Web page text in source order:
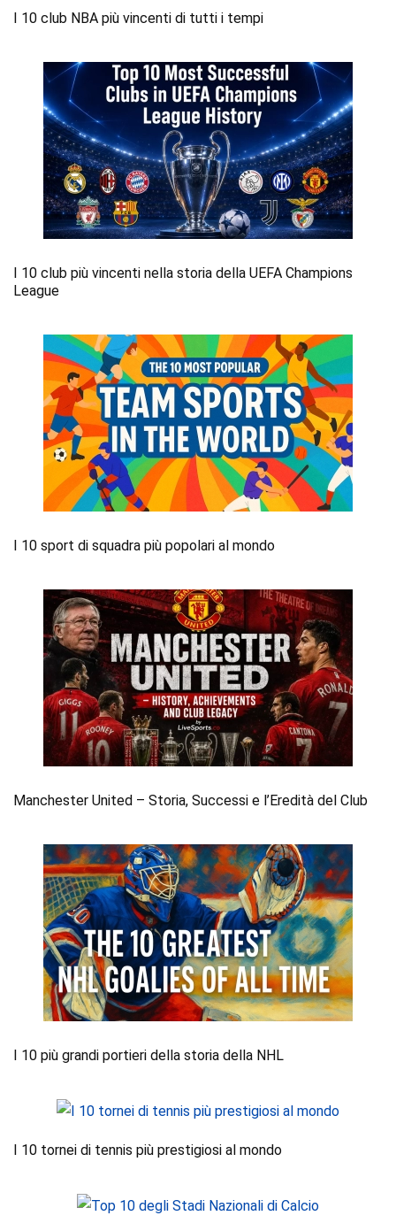
I 10 club NBA più vincenti di tutti i tempi
I 10 club più vincenti nella storia della UEFA Champions
League
I 10 sport di squadra più popolari al mondo
Manchester United – Storia, Successi e l’Eredità del Club
I 10 più grandi portieri della storia della NHL
I 10 tornei di tennis più prestigiosi al mondo